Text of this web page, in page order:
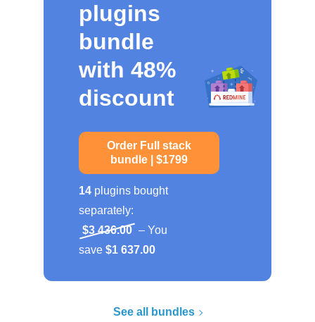
plugins
bundle
with 48%
discount
Order Full stack
bundle | $1799
14 plugins bought
separately:
$3 436.00 – You
save $1 637.00
See all bundles